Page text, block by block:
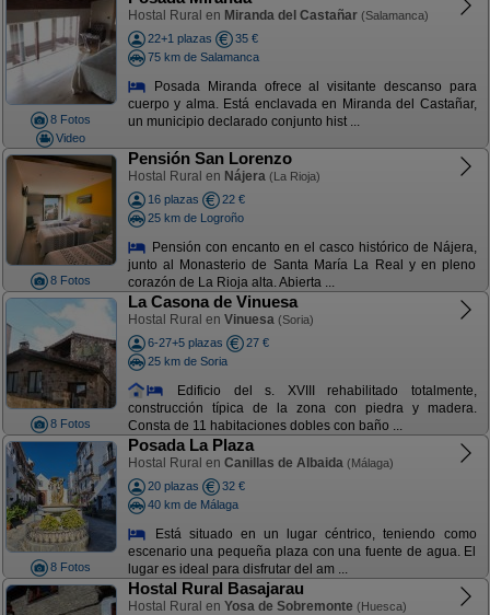
8 Fotos
Video
Hostal Rural en Miranda del Castañar (Salamanca)
22+1 plazas
35 €
75 km de Salamanca
Posada Miranda ofrece al visitante descanso para
cuerpo y alma. Está enclavada en Miranda del Castañar,
un municipio declarado conjunto hist ...
8 Fotos
Pensión San Lorenzo
Hostal Rural en Nájera (La Rioja)
16 plazas
22 €
25 km de Logroño
Pensión con encanto en el casco histórico de Nájera,
junto al Monasterio de Santa María La Real y en pleno
corazón de La Rioja alta. Abierta ...
8 Fotos
La Casona de Vinuesa
Hostal Rural en Vinuesa (Soria)
6-27+5 plazas
27 €
25 km de Soria
Edificio del s. XVIII rehabilitado totalmente,
construcción típica de la zona con piedra y madera.
Consta de 11 habitaciones dobles con baño ...
8 Fotos
Posada La Plaza
Hostal Rural en Canillas de Albaida (Málaga)
20 plazas
32 €
40 km de Málaga
Está situado en un lugar céntrico, teniendo como
escenario una pequeña plaza con una fuente de agua. El
lugar es ideal para disfrutar del am ...
Hostal Rural Basajarau
Hostal Rural en Yosa de Sobremonte (Huesca)